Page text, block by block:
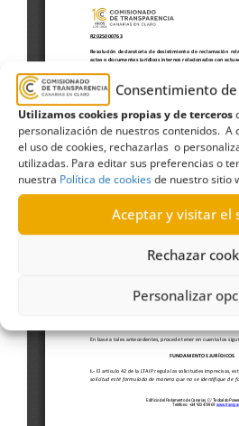
Consentimiento
Utilizamos cookies propias y de terceros
personalización de nuestros contenidos. A
el uso de cookies, rechazarlas o
utilizadas. Para editar sus preferencias o
nuestra Política de cookiesde nuestro sitio
Aceptar y visitar el
Rechazar
Personalizar